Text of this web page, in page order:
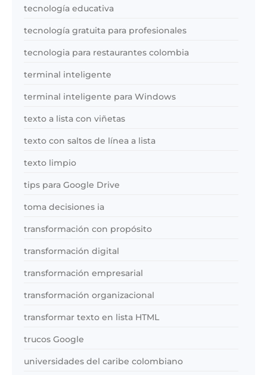
tecnología educativa
tecnología gratuita para profesionales
tecnologia para restaurantes colombia
terminal inteligente
terminal inteligente para Windows
texto a lista con viñetas
texto con saltos de línea a lista
texto limpio
tips para Google Drive
toma decisiones ia
transformación con propósito
transformación digital
transformación empresarial
transformación organizacional
transformar texto en lista HTML
trucos Google
universidades del caribe colombiano